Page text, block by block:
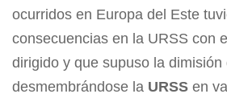
ocurridos en Europa del Este
consecuencias en la URSS con
dirigido y que supuso la dimisión
desmembrándose la URSS en